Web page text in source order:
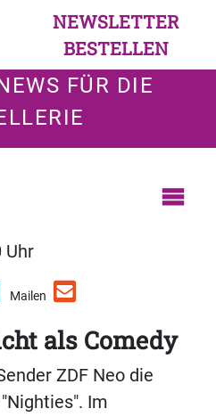
NEWSLETTER
BESTELLEN
FÜR DIE
Uhr
Mailen
als Comedy
ZDF Neo die
Im